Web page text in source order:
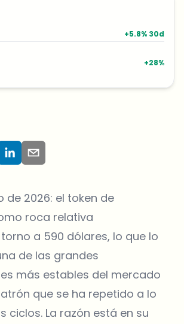
+5.8% 30d
+28%
de 2026: el token de
roca relativa
torno a 590 dólares, lo que lo
de las grandes
más estables del mercado
que se ha repetido a lo
ciclos. La razón está en su